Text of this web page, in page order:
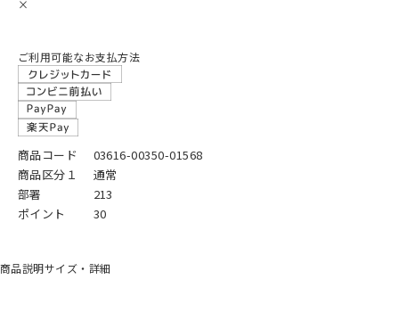
×
ご利用可能なお支払方法
商品コード
03616-00350-01568
商品区分１
通常
部署
213
ポイント
30
商品説明サイズ・詳細